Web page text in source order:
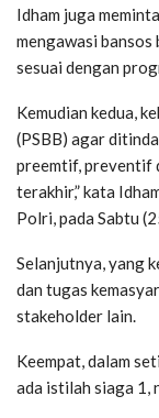
Idham juga
mengawasi bansos
sesuai dengan
Kemudian kedua,
(PSBB) agar
preemtif, preventif
terakhir,” kata
Polri, pada Sabtu
Selanjutnya, yang
dan tugas
stakeholder lain.
Keempat, dalam
ada istilah siaga 1,